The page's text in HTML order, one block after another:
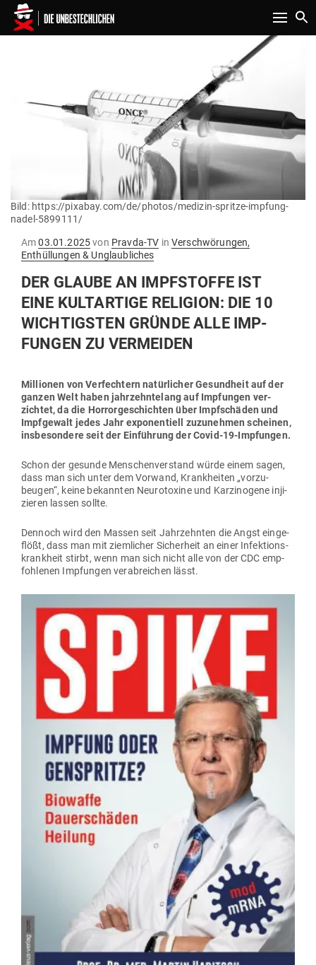
Toggle
Bild: https://pixabay.com/de/photos/medizin-spritze-impfung-
nadel-5899111/
AmGepostet
am
03.01.2025von Pravda-TV in Verschwörungen,
Enthüllungen & Unglaubliches
DER GLAUBE AN IMPF­STOFFE IST
EINE KULT­ARTIGE RELIGION: DIE 10
WICH­TIGSTEN GRÜNDE ALLE IMP­
FUNGEN ZU VERMEIDEN
Mil­lionen von Ver­fechtern natür­licher Gesundheit auf der
ganzen Welt haben jahr­zehn­telang auf Imp­fungen ver­
zichtet, da die Hor­ror­ge­schichten über Impf­schäden und
Impf­gewalt jedes Jahr expo­nen­tiell zuzu­nehmen scheinen,
ins­be­sondere seit der Ein­führung der Covid-19-Impfungen.
Schon der gesunde Men­schen­ver­stand würde einem sagen,
dass man sich unter dem Vorwand, Krank­heiten „vor­zu­
beugen“, keine bekannten Neu­ro­toxine und Kar­zi­nogene inji­
zieren lassen sollte.
Dennoch wird den Massen seit Jahr­zehnten die Angst ein­ge­
flößt, dass man mit ziem­licher Sicherheit an einer Infek­ti­ons­
krankheit stirbt, wenn man sich nicht alle von der CDC emp­
foh­lenen Imp­fungen ver­ab­reichen lässt.